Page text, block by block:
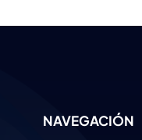
NAVEGACIÓN